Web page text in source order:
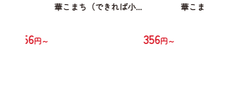
356円～
華こまち（できれば小...
356円～
華こまち（